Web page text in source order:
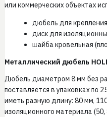
или коммерческих объектах
дюбель для
диск для
шайба кровельная
Металлический дюбель
Дюбель диаметром 8 мм без
поставляется в упаковках по
иметь разную длину: 80 мм,
изоляционного материала